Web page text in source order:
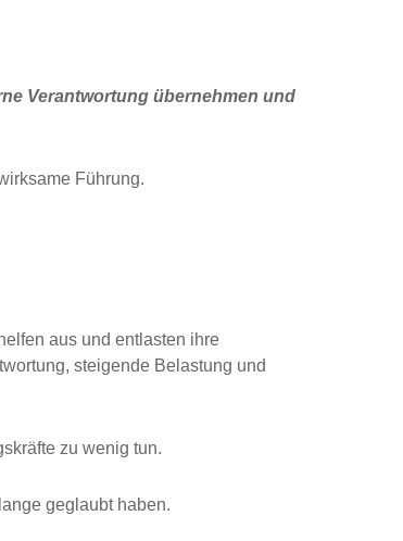
Verantwortung übernehmen und
Führung.
aus und entlasten ihre
steigende Belastung und
zu wenig tun.
geglaubt haben.